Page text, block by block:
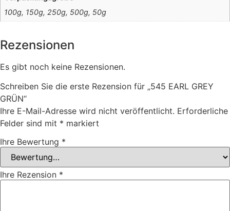
100g, 150g, 250g, 500g, 50g
Rezensionen
Es gibt noch keine Rezensionen.
Schreiben Sie die erste Rezension für „545 EARL GREY
GRÜN“
Ihre E-Mail-Adresse wird nicht veröffentlicht. Erforderliche
Felder sind mit * markiert
Ihre Bewertung *
Ihre Rezension *